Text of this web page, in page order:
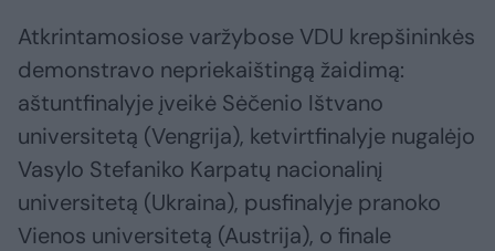
Atkrintamosiose varžybose VDU krepšininkės
demonstravo nepriekaištingą žaidimą:
aštuntfinalyje įveikė Sėčenio Ištvano
universitetą (Vengrija), ketvirtfinalyje nugalėjo
Vasylo Stefaniko Karpatų nacionalinį
universitetą (Ukraina), pusfinalyje pranoko
Vienos universitetą (Austrija), o finale